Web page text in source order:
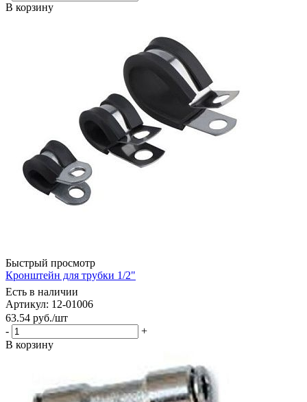
В корзину
Быстрый просмотр
Кронштейн для трубки 1/2"
Есть в наличии
Артикул: 12-01006
63.54 руб./шт
-
+
В корзину